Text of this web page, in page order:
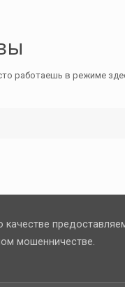
работаешь в режиме
мошенничестве.